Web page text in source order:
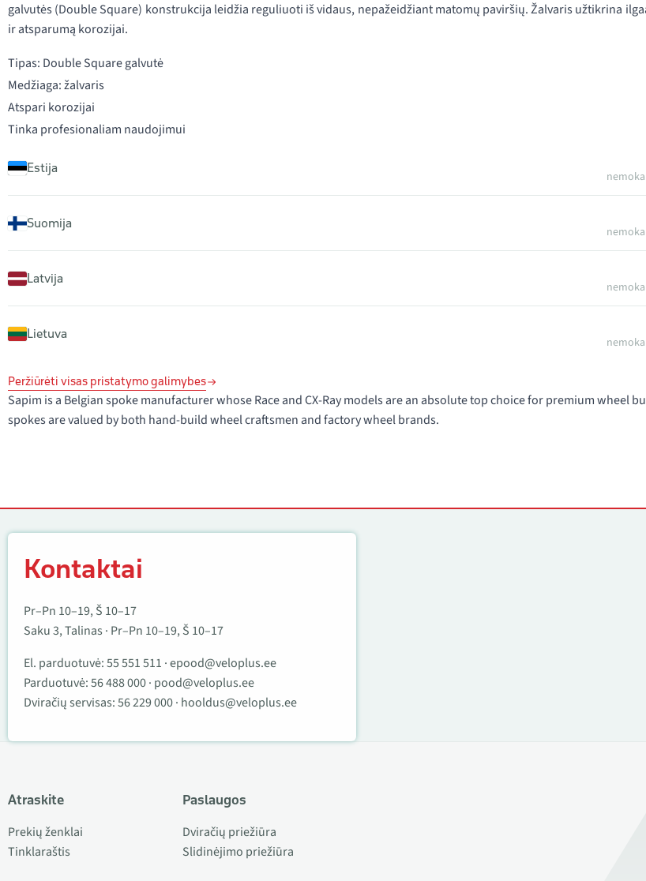
galvutės (Double Square) konstrukcija leidžia reguliuoti iš vidaus, nepažeidžiant matomų paviršių. Žalvaris užtikrina
ir atsparumą korozijai.
Tipas: Double Square galvutė
Medžiaga: žalvaris
Atspari korozijai
Tinka profesionaliam naudojimui
Estija
Suomija
Latvija
Lietuva
Peržiūrėti visas pristatymo galimybes
Sapim is a Belgian spoke manufacturer whose Race and CX-Ray models are an absolute top choice for premium wheel
spokes are valued by both hand-build wheel craftsmen and factory wheel brands.
Kontaktai
Pr–Pn 10–19, Š 10–17
Saku 3, Talinas · Pr–Pn 10–19, Š 10–17
El. parduotuvė:55 551 511 ·epood@veloplus.ee
Parduotuvė:56 488 000· pood@veloplus.ee
Dviračių servisas:56 229 000· hooldus@veloplus.ee
Atraskite
Prekių ženklai
Tinklaraštis
Paslaugos
Dviračių priežiūra
Slidinėjimo priežiūra